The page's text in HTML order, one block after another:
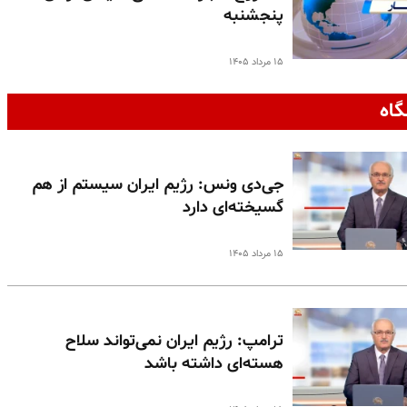
پنجشنبه
۱۵ مرداد ۱۴۰۵
جی‌دی ونس: رژیم ایران سیستم از هم
گسیخته‌ای دارد
۱۵ مرداد ۱۴۰۵
ترامپ: رژیم ایران نمی‌تواند سلاح
هسته‌ای داشته باشد